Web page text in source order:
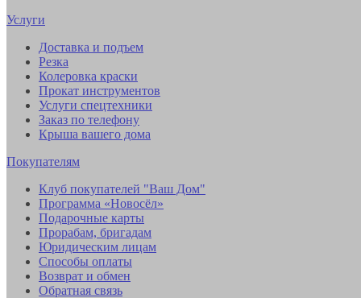
Услуги
Доставка и подъем
Резка
Колеровка краски
Прокат инструментов
Услуги спецтехники
Заказ по телефону
Крыша вашего дома
Покупателям
Клуб покупателей "Ваш Дом"
Программа «Новосёл»
Подарочные карты
Прорабам, бригадам
Юридическим лицам
Способы оплаты
Возврат и обмен
Обратная связь